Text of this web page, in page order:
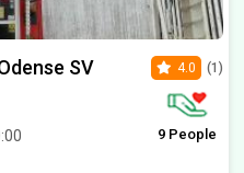
SV 4.0 (1)
9 People